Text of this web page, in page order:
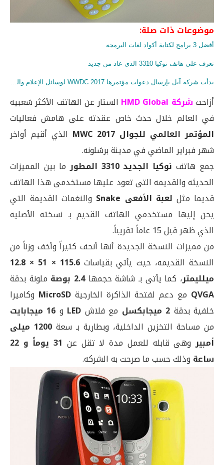
موضوعات ذات صلة:
أفضل 3 برامج لكتابة أكواد لغات البرمجه
تعرف على هاتف نوكيا 3310 الذى عاد من جديد
بدأت شركة آبل بإرسال دعوات مؤتمرها WWDC 2017 لوسائل الإعلام والمطوين
أزاحتشركة HMD Global
الستار عن الهاتف الأكثر شعبيه
في العالم خلال حدث خاص عقدته على هامش فعاليات
المؤتمر العالمي للجوال MWC 2017
الذي أقيم أواخر
شهر فبراير الماضي في مدينة برشلونه.
جمع هاتف نوكيا الجديد 3310 المطور
ما بين المميزات
الحديثه والقديمه التى تعود عليها مستخدمى هذا الهاتف
قديما مثل لعبة الأفعى Snake
والنغمات القديمة التي
يحن إليها مستخدمي الهاتف القديم بـ نسخته الأصليه
الذي ظهر قبل 15 عاماً تقريباً.
من مميزات النسخة الجديدة أنها أنحف كثيراً وأخف وزناً من
النسخة القديمه، حيث يأتي بقياسات
115.6 × 51 × 12.8
ميلليمتر، كما يأتى بـ شاشة حجمها2.4 بوصة
ملونة بدقة
QVGA مع دعم لفتحة الذاكرة الخارجيةMicroSD وكاميرا
خلفية بدقة 2 ميجابكسل مع فلاش LED و 16 ميجابايت
من مساحة التخزين الداخلية، وبطارية بـ سعة
1200 ميلى
أمبيروهى قابله للعمل مدة لا تقل عن
31 يوماً و 22
ساعة وذلك حسب ما صرحت به الشركه.